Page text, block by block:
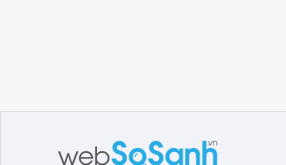
Hoạt động với công suất 750W với